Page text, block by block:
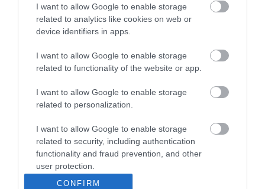
I want to allow Google to enable storage
related to analytics like cookies on web or
device identifiers in apps.
I want to allow Google to enable storage
related to functionality of the website or app.
I want to allow Google to enable storage
related to personalization.
I want to allow Google to enable storage
related to security, including authentication
functionality and fraud prevention, and other
user protection.
CONFIRM
ma.hu legfrissebb hírei:
Szomjazó gólyának adott inni egy férfi Tiszakécskénél -
megható pillanatot rögzített a kamera
delfinanya
Halálos fenyegetés miatt lemondta erdélyi koncertjét Majka
Pórázra kötve hagytak egy kutyát egy híd alatt Miskolcon
Védelmi Munkacsoport: hosszabb hőségriasztás, stabil
energiaellátás
6:22
Vizet vinnének a szomjazó vadaknak: önkéntes
összefogást szerveznek a túrázók